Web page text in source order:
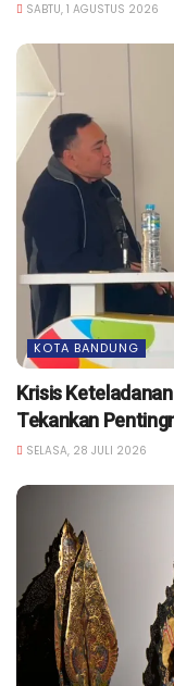
SABTU, 1 AGUSTUS 2026
KOTA BANDUNG
Krisis
Tekankan
SELASA, 28 JULI 2026